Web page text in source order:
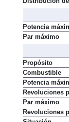
Potencia
Propósito
Combustible
Potencia
Revoluciones
Par máximo
Revoluciones